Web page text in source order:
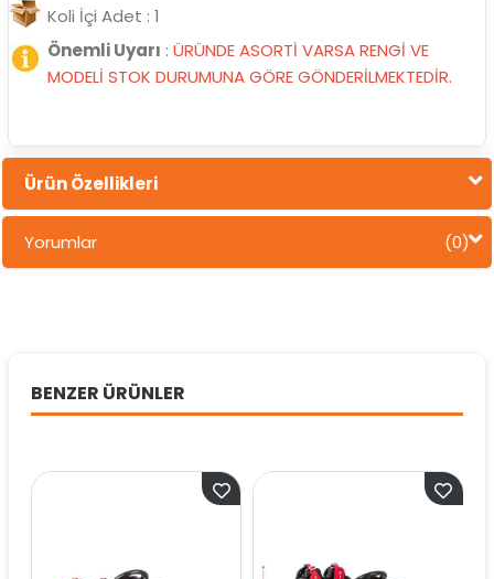
Koli İçi Adet : 1
Önemli Uyarı : ÜRÜNDE ASORTİ VARSA RENGİ VE
MODELİ STOK DURUMUNA GÖRE GÖNDERİLMEKTEDİR.
Ürün Özellikleri
Yorumlar (0)
BENZER ÜRÜNLER